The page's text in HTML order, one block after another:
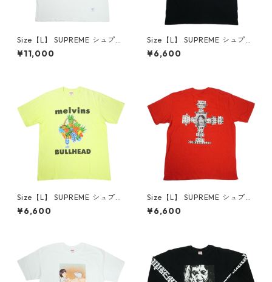
Size【L】 SUPREME シュプリ
ーム 21FW No Thanks S/S To
p White Tシャツ 白 【中古品-
¥11,000
Size【L】 SUPREME シュプリ
ーム 15AW Merry Christmas
Tee Black Tシャツ 黒 【中古
¥6,600
Size【L】 SUPREME シュプリ
ーム 24SS Melvins Bullhead
Tee Fluorescent Yellow Tシ
¥6,600
Size【L】 SUPREME シュプリ
ーム 25FW Dash Snow Tee R
ed Tシャツ 赤 【中古品-良
¥6,600